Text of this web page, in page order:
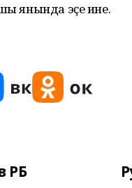
янында эҫе ине.
РБ